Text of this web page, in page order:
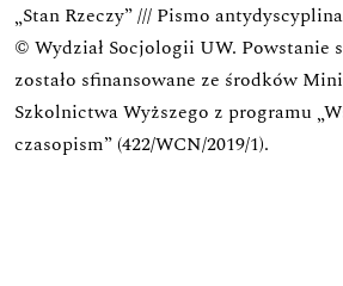
„Stan Rzeczy” /// Pismo
© Wydział Socjologii UW. Powstanie
zostało sfinansowane ze środków
Szkolnictwa Wyższego z programu
czasopism” (422/WCN/2019/1).